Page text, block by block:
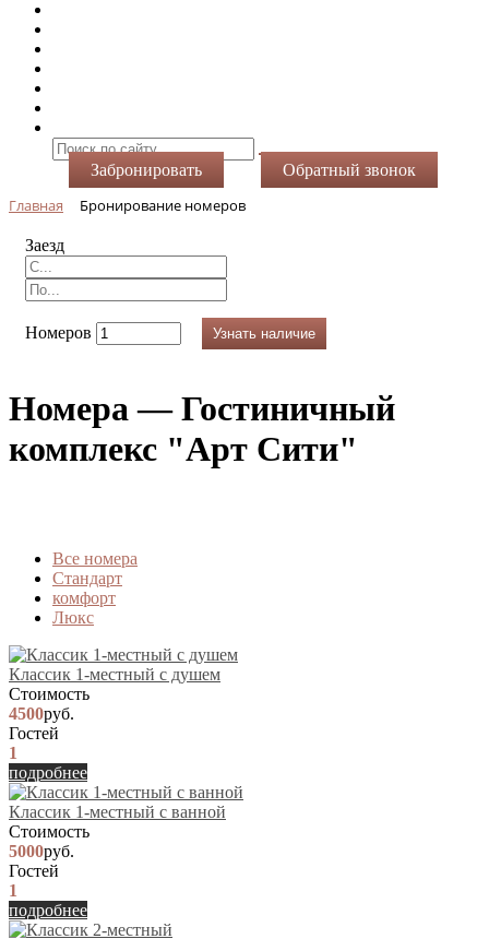
Забронировать Обратный звонок
Главная Бронирование номеров
Заезд
Номеров Узнать наличие
Номера — Гостиничный
комплекс "Арт Сити"
Вcе номера
Стандарт
комфорт
Люкс
Классик 1-местный с душем
Стоимость
4500руб.
Гостей
1
подробнее
Классик 1-местный с ванной
Стоимость
5000руб.
Гостей
1
подробнее